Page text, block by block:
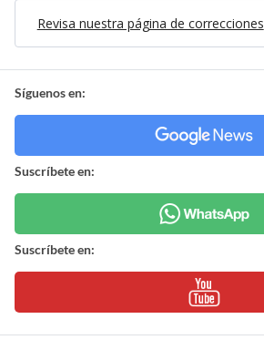
Revisa nuestra página de correcciones
Síguenos en:
Suscríbete en:
Suscríbete en: